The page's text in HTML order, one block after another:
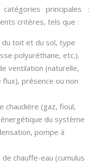
principales :
critères, tels que :
toit et du sol, type
polyuréthane, etc.).
ventilation (naturelle,
flux), présence ou non
chaudière (gaz, fioul,
du système
pompe à
chauffe-eau (cumulus